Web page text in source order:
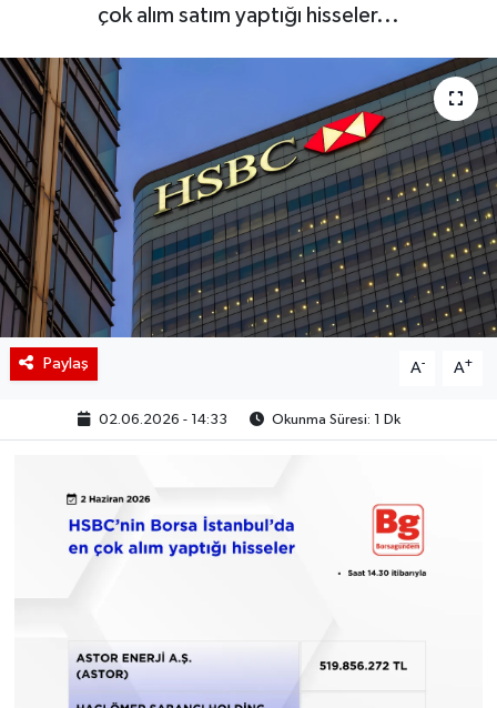
çok alım satım yaptığı hisseler...
Paylaş A- A+
02.06.2026 - 14:33 Okunma Süresi: 1 Dk
Borsa Gundem
BIST 100 Isı Haritası
Coin Isı Haritası
Ekonomik Takvim
Kiripto Para Piyasası
Gizlilik Sözleşmesi
Hakkımızda
İletişim